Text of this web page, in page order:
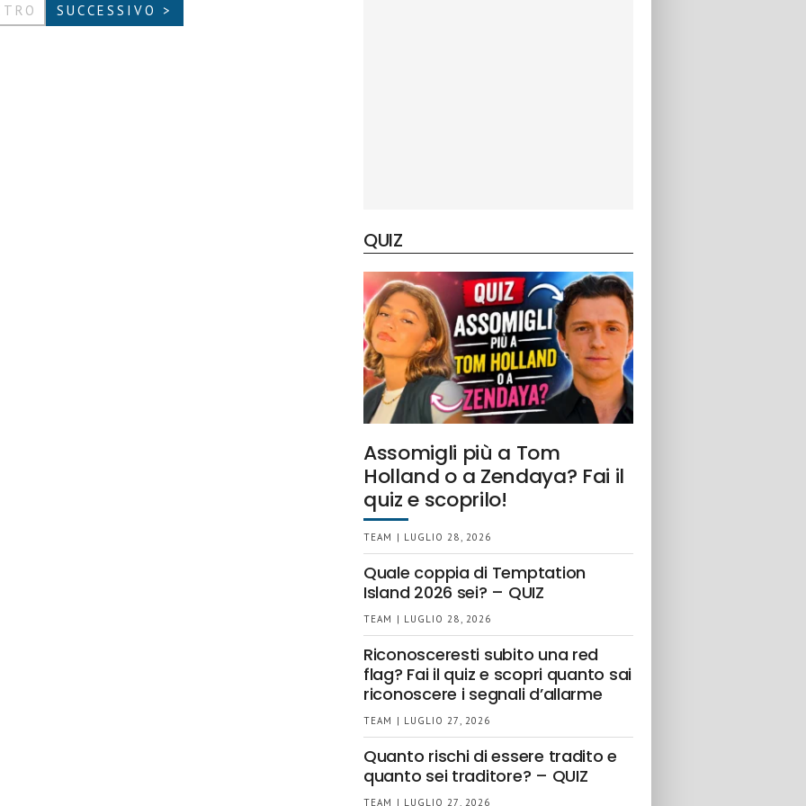
SUCCESSIVO >
QUIZ
Assomigli più a Tom
Holland o a Zendaya? Fai il
quiz e scoprilo!
TEAM | LUGLIO 28, 2026
Quale coppia di Temptation
Island 2026 sei? – QUIZ
TEAM | LUGLIO 28, 2026
Riconosceresti subito una red
flag? Fai il quiz e scopri quanto sai
riconoscere i segnali d’allarme
TEAM | LUGLIO 27, 2026
Quanto rischi di essere tradito e
quanto sei traditore? – QUIZ
TEAM | LUGLIO 27, 2026